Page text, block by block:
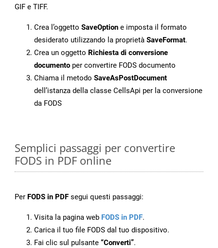
GIF e TIFF.
Crea l’oggetto SaveOption e imposta il formato
desiderato utilizzando la proprietà SaveFormat.
Crea un oggetto Richiesta di conversione
documento per convertire FODS documento
Chiama il metodo SaveAsPostDocument
dell’istanza della classe CellsApi per la conversione
da FODS
Semplici passaggi per convertire
FODS in PDF online
Per FODS in PDF segui questi passaggi:
Visita la pagina web FODS in PDF.
Carica il tuo file FODS dal tuo dispositivo.
Fai clic sul pulsante “Converti”.